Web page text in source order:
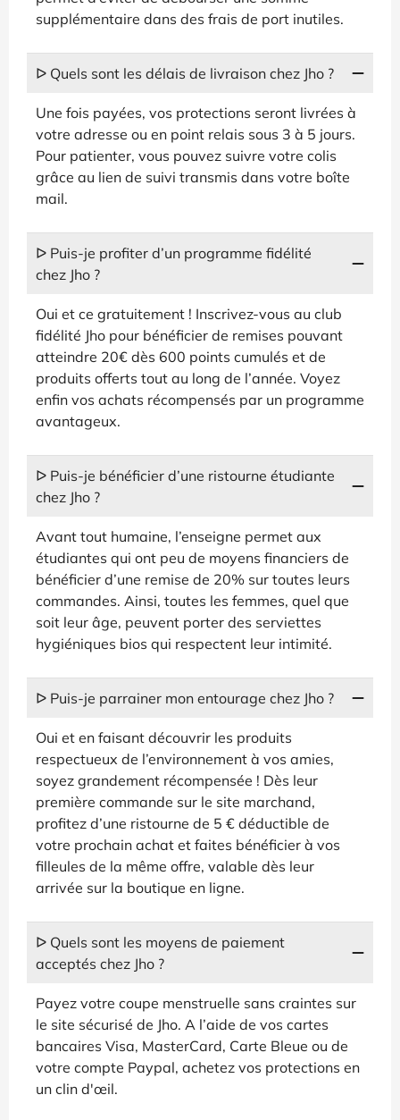
supplémentaire dans des frais de port inutiles.
ᐅ Quels sont les délais de livraison chez Jho ?
Une fois payées, vos protections seront livrées à
votre adresse ou en point relais sous 3 à 5 jours.
Pour patienter, vous pouvez suivre votre colis
grâce au lien de suivi transmis dans votre boîte
mail.
ᐅ Puis-je profiter d’un programme fidélité
chez Jho ?
Oui et ce gratuitement ! Inscrivez-vous au club
fidélité Jho pour bénéficier de remises pouvant
atteindre 20€ dès 600 points cumulés et de
produits offerts tout au long de l’année. Voyez
enfin vos achats récompensés par un programme
avantageux.
ᐅ Puis-je bénéficier d’une ristourne étudiante
chez Jho ?
Avant tout humaine, l’enseigne permet aux
étudiantes qui ont peu de moyens financiers de
bénéficier d’une remise de 20% sur toutes leurs
commandes. Ainsi, toutes les femmes, quel que
soit leur âge, peuvent porter des serviettes
hygiéniques bios qui respectent leur intimité.
ᐅ Puis-je parrainer mon entourage chez Jho ?
Oui et en faisant découvrir les produits
respectueux de l’environnement à vos amies,
soyez grandement récompensée ! Dès leur
première commande sur le site marchand,
profitez d’une ristourne de 5 € déductible de
votre prochain achat et faites bénéficier à vos
filleules de la même offre, valable dès leur
arrivée sur la boutique en ligne.
ᐅ Quels sont les moyens de paiement
acceptés chez Jho ?
Payez votre coupe menstruelle sans craintes sur
le site sécurisé de Jho. A l’aide de vos cartes
bancaires Visa, MasterCard, Carte Bleue ou de
votre compte Paypal, achetez vos protections en
un clin d'œil.